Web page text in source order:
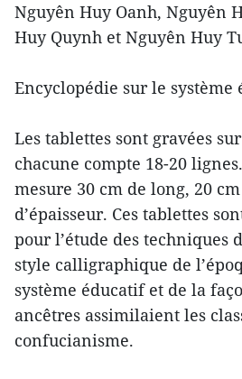
Nguyên Huy Oanh, Nguyên
Huy Quynh et Nguyên Huy
Encyclopédie sur le système
Les tablettes sont gravées
chacune compte 18-20
mesure 30 cm de long, 20
d’épaisseur. Ces tablettes
pour l’étude des techniques
style calligraphique de
système éducatif et de la
ancêtres assimilaient les
confucianisme.